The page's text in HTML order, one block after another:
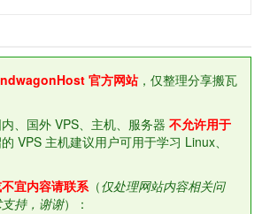
官方网站，仅整理分享搬瓦
、国外 VPS、主机、服务器 不允许用于
VPS 主机建议用户可用于学习 Linux、
宜内容请联系（仅处理网站内容相关问
持，谢谢）：